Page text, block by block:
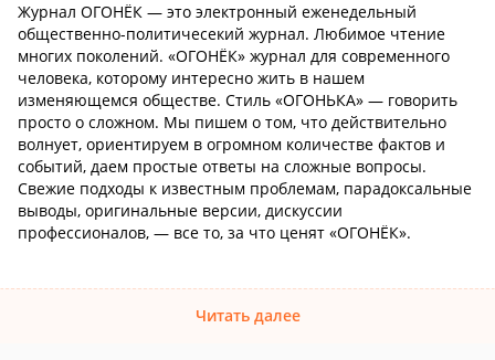
Журнал ОГОНЁК — это электронный еженедельный
общественно-политичесекий журнал. Любимое чтение
многих поколений. «ОГОНЁК» журнал для современного
человека, которому интересно жить в нашем
изменяющемся обществе. Стиль «ОГОНЬКА» — говорить
просто о сложном. Мы пишем о том, что действительно
волнует, ориентируем в огромном количестве фактов и
событий, даем простые ответы на сложные вопросы.
Свежие подходы к известным проблемам, парадоксальные
выводы, оригинальные версии, дискуссии
профессионалов, — все то, за что ценят «ОГОНЁК».
Читать далее